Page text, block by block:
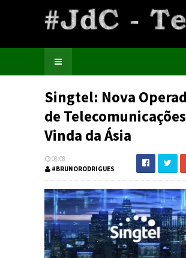
Singtel: Nova
de Telecomunicações
Vinda da Ásia
08:08
#BRUNORODRIGUES